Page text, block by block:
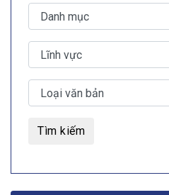
Tìm kiếm